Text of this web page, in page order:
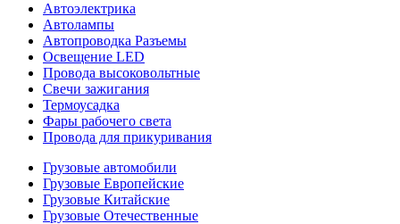
Автоэлектрика
Автолампы
Автопроводка Разъемы
Освещение LED
Провода высоковольтные
Свечи зажигания
Термоусадка
Фары рабочего света
Провода для прикуривания
Грузовые автомобили
Грузовые Европейские
Грузовые Китайские
Грузовые Отечественные